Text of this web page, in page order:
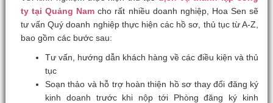
ty tại Quảng Nam cho rất nhiều doanh nghiệp, Hoa Sen sẽ
tư vấn Quý doanh nghiệp thực hiện các hồ sơ, thủ tục từ A-Z,
bao gồm các bước sau:
Tư vấn, hướng dẫn khách hàng về các điều kiện và thủ
tục
Soạn thảo và hỗ trợ hoàn thiện hồ sơ thay đổi đăng ký
kinh doanh trước khi nộp tới Phòng đăng ký kinh